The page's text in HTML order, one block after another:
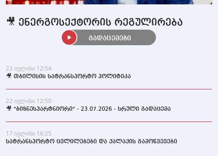
22 ივლისი 12:54
🎥 თბილისის სატრანსპორტო პოლიტიკა
22 ივლისი 12:50
🎥 "ბიზნესპარტნიორი" - 23.07.2026 - სრული გადაცემა
17 ივლისი 16:25
სატრანსპორტო ცვლილებები და ქალაქის გამოწვევები
🎥 ენერგოსექტორის რეგულირება
გადაცემები